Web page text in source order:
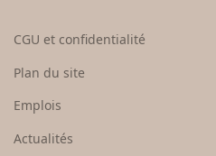
e
u
CGU et confidentialité
Plan du site
Emplois
Actualités